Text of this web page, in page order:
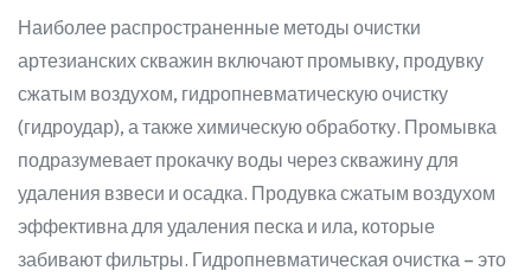
Наиболее распространенные методы очистки
артезианских скважин включают промывку, продувку
сжатым воздухом, гидропневматическую очистку
(гидроудар), а также химическую обработку. Промывка
подразумевает прокачку воды через скважину для
удаления взвеси и осадка. Продувка сжатым воздухом
эффективна для удаления песка и ила, которые
забивают фильтры. Гидропневматическая очистка – это